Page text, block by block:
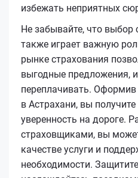
избежать неприятных
Не забывайте, что выбор
также играет важную
рынке страхования
выгодные предложения,
переплачивать.
в Астрахани, вы
уверенность на дороге.
страховщиками, вы
качестве услуги и
необходимости.